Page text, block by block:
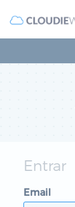
Entrar
Email